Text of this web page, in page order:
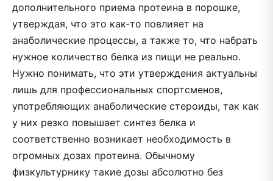
дополнительного приема протеина в порошке,
утверждая, что это как-то повлияет на
анаболические процессы, а также то, что набрать
нужное количество белка из пищи не реально.
Нужно понимать, что эти утверждения актуальны
лишь для профессиональных спортсменов,
употребляющих анаболические стероиды, так как
у них резко повышает синтез белка и
соответственно возникает необходимость в
огромных дозах протеина. Обычному
физкультурнику такие дозы абсолютно без